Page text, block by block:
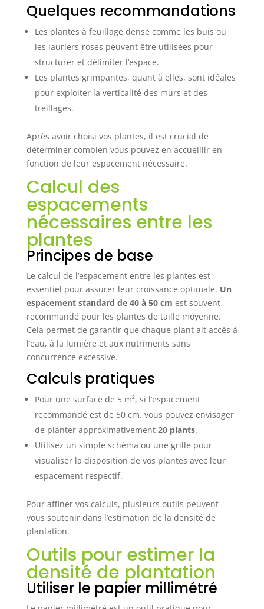
Quelques recommandations
Les plantes à feuillage dense comme les buis ou
les lauriers-roses peuvent être utilisées pour
structurer et délimiter l’espace.
Les plantes grimpantes, quant à elles, sont idéales
pour exploiter la verticalité des murs et des
treillages.
Après avoir choisi vos plantes, il est crucial de
déterminer combien vous pouvez en accueillir en
fonction de leur espacement nécessaire.
Calcul des
espacements
nécessaires entre les
plantes
Principes de base
Le calcul de l’espacement entre les plantes est
essentiel pour assurer leur croissance optimale. Un
espacement standard de 40 à 50 cm est souvent
recommandé pour les plantes de taille moyenne.
Cela permet de garantir que chaque plant ait accès à
l’eau, à la lumière et aux nutriments sans
concurrence excessive.
Calculs pratiques
Pour une surface de 5 m², si l’espacement
recommandé est de 50 cm, vous pouvez envisager
de planter approximativement 20 plants.
Utilisez un simple schéma ou une grille pour
visualiser la disposition de vos plantes avec leur
espacement respectif.
Pour affiner vos calculs, plusieurs outils peuvent
vous soutenir dans l’estimation de la densité de
plantation.
Outils pour estimer la
densité de plantation
Utiliser le papier millimétré